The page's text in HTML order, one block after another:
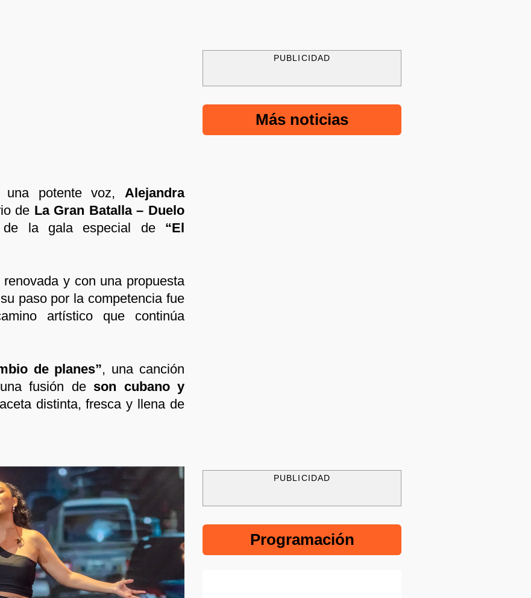
una potente voz, Alejandra
de La Gran Batalla – Duelo
la gala especial de “El
y con una propuesta
paso por la competencia fue
artístico que continúa
de planes”, una canción
fusión de son cubano y
distinta, fresca y llena de
PUBLICIDAD
Más noticias
PUBLICIDAD
Programación